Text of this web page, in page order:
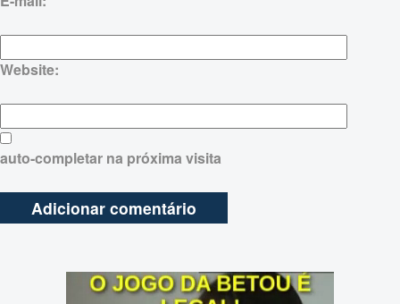
Website:
auto-completar na próxima visita